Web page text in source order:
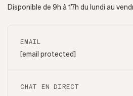
Disponible de 9h à 17h du lundi au
EMAIL
[email protected]
CHAT EN DIRECT